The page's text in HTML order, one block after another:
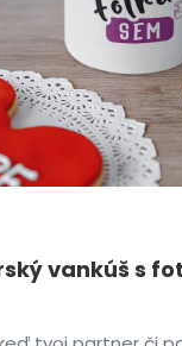
vankúš s